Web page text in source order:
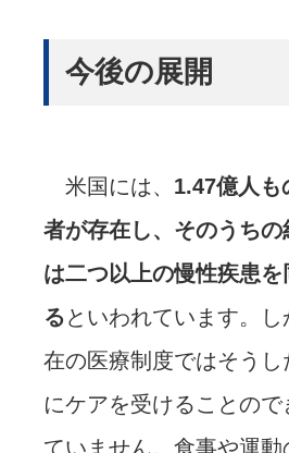
今後の展開
米国には、 1.47億人も
者が存在し、そのうち
は二つ以上の慢性疾患
る といわれています。
在の医療制度ではそう
にケアを受けることので
ていません。食事や運